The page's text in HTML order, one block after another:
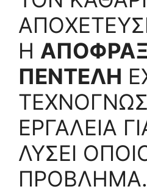
Η
ΠΕΝΤΕΛΗ
ΕΡΓΑΛΕΙΑ
ΛΥΣΕΙ
ΠΡΟΒΛΗΜΑ.